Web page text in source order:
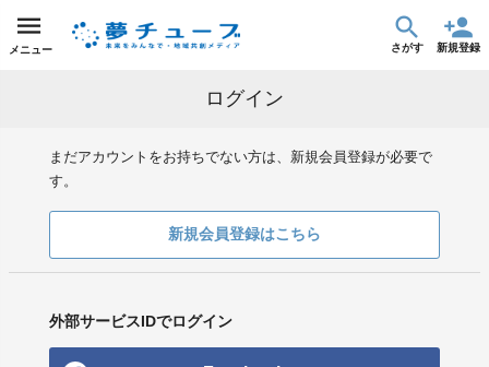
メニュー さがす 新規登録
ログイン
まだアカウントをお持ちでない方は、新規会員登録が必要で
す。
新規会員登録はこちら
外部サービスIDでログイン